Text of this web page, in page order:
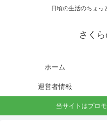
日頃の生活のちょっ
さく
ホーム
運営者情報
当サイトはプロ